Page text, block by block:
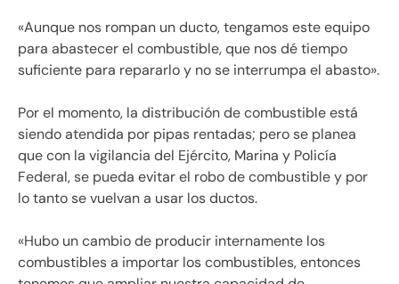
«Aunque nos rompan un ducto, tengamos este equipo
para abastecer el combustible, que nos dé tiempo
suficiente para repararlo y no se interrumpa el abasto».
Por el momento, la distribución de combustible está
siendo atendida por pipas rentadas; pero se planea
que con la vigilancia del Ejército, Marina y Policía
Federal, se pueda evitar el robo de combustible y por
lo tanto se vuelvan a usar los ductos.
«Hubo un cambio de producir internamente los
combustibles a importar los combustibles, entonces